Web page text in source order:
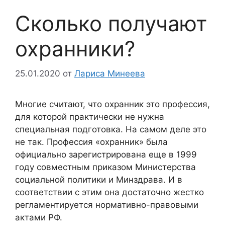
Сколько получают
охранники?
25.01.2020 от Лариса Минеева
Многие считают, что охранник это профессия,
для которой практически не нужна
специальная подготовка. На самом деле это
не так. Профессия «охранник» была
официально зарегистрирована еще в 1999
году совместным приказом Министерства
социальной политики и Минздрава. И в
соответствии с этим она достаточно жестко
регламентируется нормативно-правовыми
актами РФ.